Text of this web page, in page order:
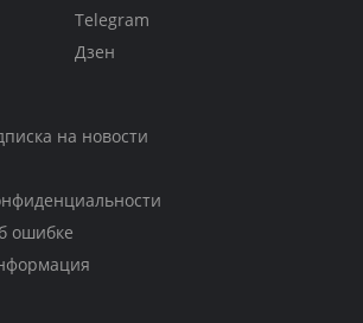
Telegram
Дзен
на новости
ошибке